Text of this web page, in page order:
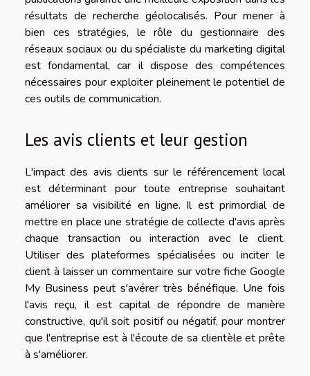
résultats de recherche géolocalisés. Pour mener à
bien ces stratégies, le rôle du gestionnaire des
réseaux sociaux ou du spécialiste du marketing digital
est fondamental, car il dispose des compétences
nécessaires pour exploiter pleinement le potentiel de
ces outils de communication.
Les avis clients et leur gestion
L'impact des avis clients sur le référencement local
est déterminant pour toute entreprise souhaitant
améliorer sa visibilité en ligne. Il est primordial de
mettre en place une stratégie de collecte d'avis après
chaque transaction ou interaction avec le client.
Utiliser des plateformes spécialisées ou inciter le
client à laisser un commentaire sur votre fiche Google
My Business peut s'avérer très bénéfique. Une fois
l'avis reçu, il est capital de répondre de manière
constructive, qu'il soit positif ou négatif, pour montrer
que l'entreprise est à l'écoute de sa clientèle et prête
à s'améliorer.